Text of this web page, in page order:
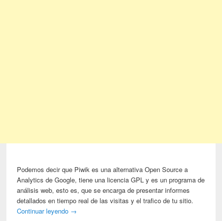
Podemos decir que Piwik es una alternativa Open Source a
Analytics de Google, tiene una licencia GPL y es un programa de
análisis web, esto es, que se encarga de presentar informes
detallados en tiempo real de las visitas y el trafico de tu sitio.
Continuar leyendo →